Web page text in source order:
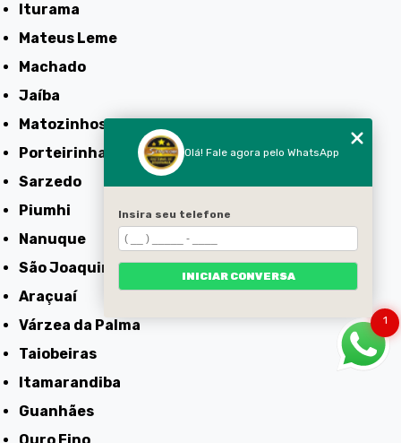
Iturama
Mateus Leme
Machado
Jaíba
Matozinhos
Porteirinha
Sarzedo
Piumhi
Nanuque
São Joaquim de Bicas
Araçuaí
Várzea da Palma
Taiobeiras
Itamarandiba
Guanhães
1
Olá! Fale agora pelo WhatsApp
Insira seu telefone
INICIAR CONVERSA